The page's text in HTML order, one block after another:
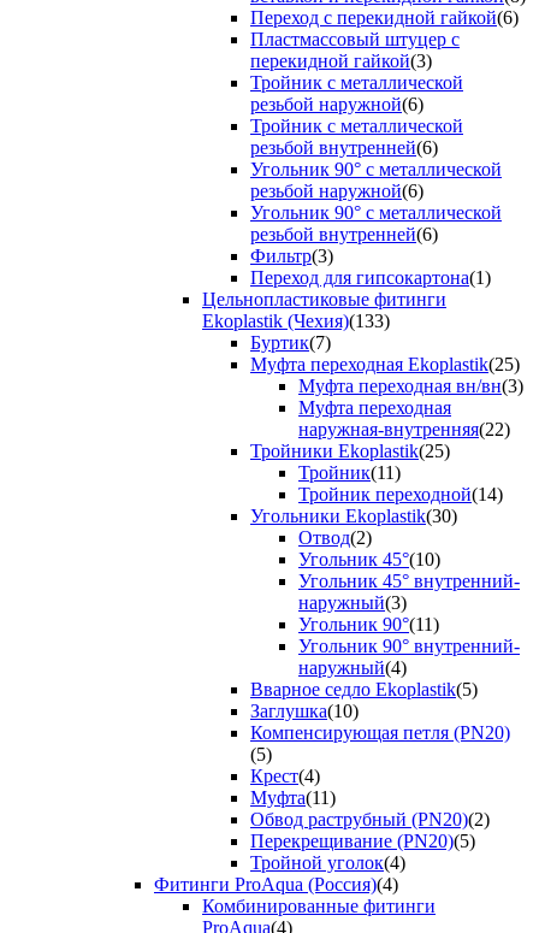
Переход с перекидной гайкой(6)
Пластмассовый штуцер с
перекидной гайкой(3)
Тройник с металлической
резьбой наружной(6)
Тройник с металлической
резьбой внутренней(6)
Угольник 90° с металлической
резьбой наружной(6)
Угольник 90° с металлической
резьбой внутренней(6)
Фильтр(3)
Переход для гипсокартона(1)
Цельнопластиковые фитинги
Ekoplastik (Чехия)(133)
Буртик(7)
Муфта переходная Ekoplastik(25)
Муфта переходная вн/вн(3)
Муфта переходная
наружная-внутренняя(22)
Тройники Ekoplastik(25)
Тройник(11)
Тройник переходной(14)
Угольники Ekoplastik(30)
Отвод(2)
Угольник 45°(10)
Угольник 45° внутренний-
наружный(3)
Угольник 90°(11)
Угольник 90° внутренний-
наружный(4)
Вварное седло Ekoplastik(5)
Заглушка(10)
Компенсирующая петля (PN20)
(5)
Крест(4)
Муфта(11)
Обвод раструбный (PN20)(2)
Перекрещивание (PN20)(5)
Тройной уголок(4)
Фитинги ProAqua (Россия)(4)
Комбинированные фитинги
ProAqua(4)